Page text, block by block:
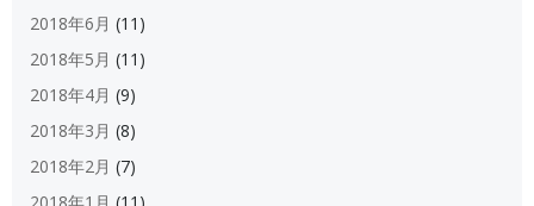
2018年6月 (11)
2018年5月 (11)
2018年4月 (9)
2018年3月 (8)
2018年2月 (7)